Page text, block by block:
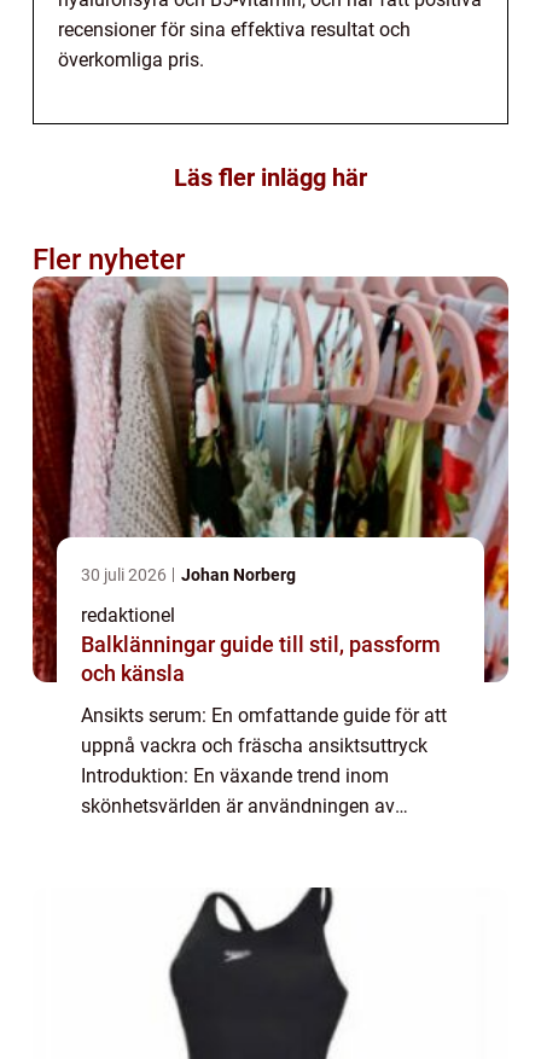
recensioner för sina effektiva resultat och
överkomliga pris.
Läs fler inlägg här
Fler nyheter
30 juli 2026 Johan Norberg
redaktionel
Balklänningar guide till stil, passform
och känsla
Ansikts serum: En omfattande guide för att
uppnå vackra och fräscha ansiktsuttryck
Introduktion: En växande trend inom
skönhetsvärlden är användningen av